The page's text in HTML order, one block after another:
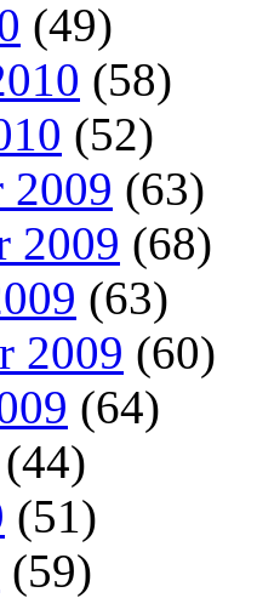
(49)
(58)
(52)
2009 (63)
2009 (68)
(63)
2009 (60)
(64)
(44)
(51)
(59)